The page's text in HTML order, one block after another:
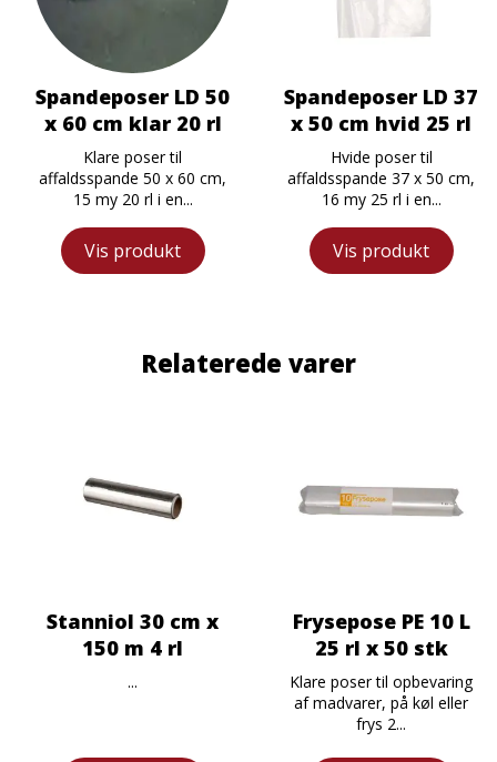
Spandeposer LD 50
x 60 cm klar 20 rl
Klare poser til
affaldsspande 50 x 60 cm,
15 my 20 rl i en...
Vis produkt
Spandeposer LD 37
x 50 cm hvid 25 rl
Hvide poser til
affaldsspande 37 x 50 cm,
16 my 25 rl i en...
Vis produkt
Relaterede varer
Stanniol 30 cm x
150 m 4 rl
...
Frysepose PE 10 L
25 rl x 50 stk
Klare poser til opbevaring
af madvarer, på køl eller
frys 2...